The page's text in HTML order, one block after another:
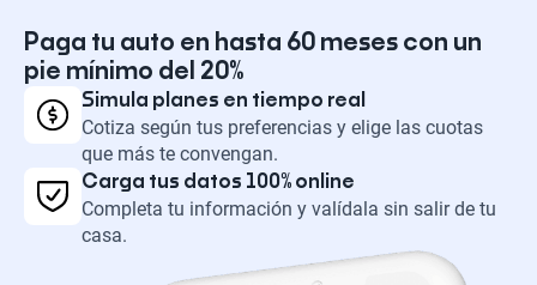
Paga tu auto en hasta 60 meses con un
pie mínimo del 20%
Simula planes en tiempo real
Cotiza según tus preferencias y elige las cuotas
que más te convengan.
Carga tus datos 100% online
Completa tu información y valídala sin salir de tu
casa.